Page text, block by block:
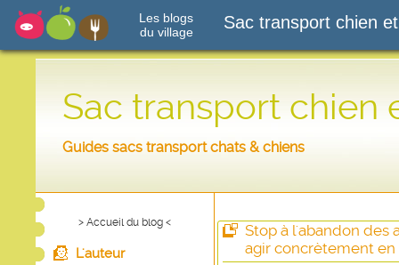
Les blogs
du village
Sac transport chien
Sac transport chien
Guides sacs transport chats & chiens
> Accueil du blog <
L'auteur
Stop à l'abandon des
agir concrètement en